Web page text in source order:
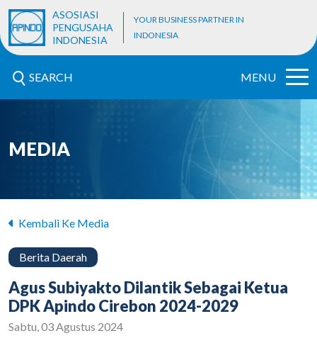
ASOSIASI
PENGUSAHA
INDONESIA
YOUR BUSINESS PARTNER IN
INDONESIA
SEARCH MENU
MEDIA
Kembali Ke Media
Berita Daerah
Agus Subiyakto Dilantik Sebagai Ketua
DPK Apindo Cirebon 2024-2029
Sabtu, 03 Agustus 2024